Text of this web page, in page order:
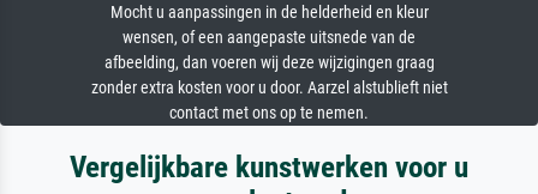
Mocht u aanpassingen in de helderheid en kleur
wensen, of een aangepaste uitsnede van de
afbeelding, dan voeren wij deze wijzigingen graag
zonder extra kosten voor u door. Aarzel alstublieft niet
contact met ons op te nemen.
Vergelijkbare kunstwerken voor u